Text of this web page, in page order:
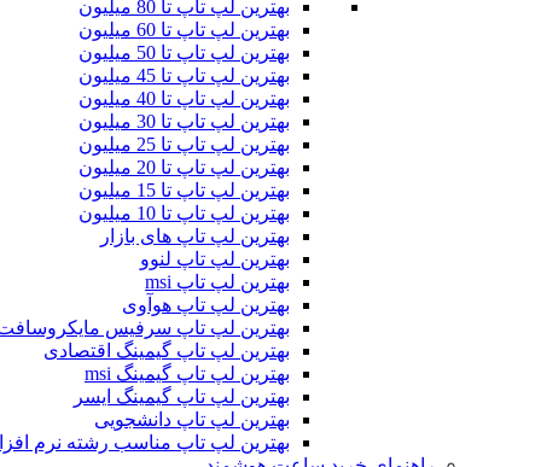
بهترین لپ تاپ تا 80 میلیون
بهترین لپ تاپ تا 60 میلیون
بهترین لپ تاپ تا 50 میلیون
بهترین لپ تاپ تا 45 میلیون
بهترین لپ تاپ تا 40 میلیون
بهترین لپ تاپ تا 30 میلیون
بهترین لپ تاپ تا 25 میلیون
بهترین لپ تاپ تا 20 میلیون
بهترین لپ تاپ تا 15 میلیون
بهترین لپ تاپ تا 10 میلیون
بهترین لپ تاپ های بازار
بهترین لپ تاپ لنوو
بهترین لپ تاپ msi
بهترین لپ تاپ هوآوی
بهترین لپ تاپ سرفیس
بهترین لپ تاپ گیمینگ اقتصادی
بهترین لپ تاپ گیمینگ msi
بهترین لپ تاپ گیمینگ ایسر
بهترین لپ تاپ دانشجویی
بهترین لپ تاپ مناسب رشته نرم